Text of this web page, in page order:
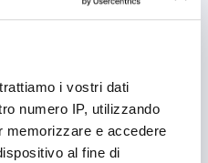
trattiamo i vostri dati
numero IP, utilizzando
memorizzare e accedere
al fine di
può rivelarsi
che un pacco